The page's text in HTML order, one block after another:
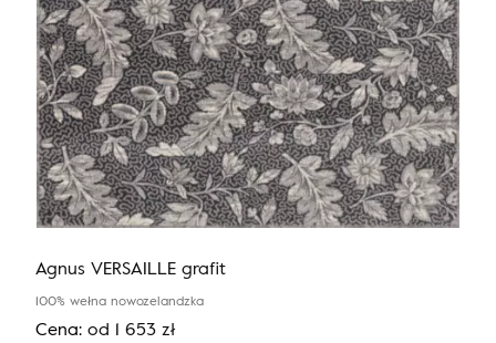
Agnus VERSAILLE grafit
100% wełna nowozelandzka
Cena: od 1 653 zł